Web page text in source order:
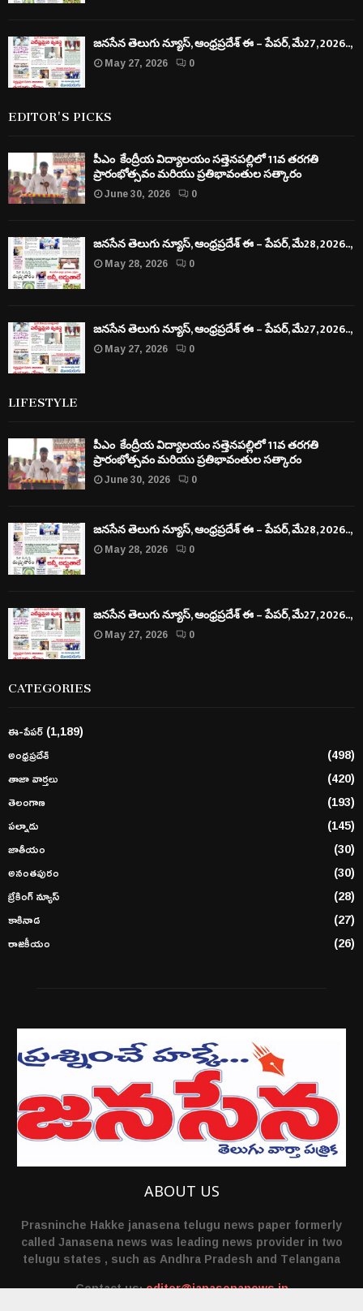
జనసేన తెలుగు న్యూస్, ఆంధ్రప్రదేశ్ ఈ – పేపర్, మే27, 2026..,
May 27, 2026
0
EDITOR'S PICKS
పీఎం కేంద్రీయ విద్యాలయం సత్తెనపల్లిలో 11వ తరగతి
ప్రారంభోత్సవం మరియు ప్రతిభావంతుల సత్కారం
June 30, 2026
0
జనసేన తెలుగు న్యూస్, ఆంధ్రప్రదేశ్ ఈ – పేపర్, మే28, 2026..,
May 28, 2026
0
జనసేన తెలుగు న్యూస్, ఆంధ్రప్రదేశ్ ఈ – పేపర్, మే27, 2026..,
May 27, 2026
0
LIFESTYLE
పీఎం కేంద్రీయ విద్యాలయం సత్తెనపల్లిలో 11వ తరగతి
ప్రారంభోత్సవం మరియు ప్రతిభావంతుల సత్కారం
June 30, 2026
0
జనసేన తెలుగు న్యూస్, ఆంధ్రప్రదేశ్ ఈ – పేపర్, మే28, 2026..,
May 28, 2026
0
జనసేన తెలుగు న్యూస్, ఆంధ్రప్రదేశ్ ఈ – పేపర్, మే27, 2026..,
May 27, 2026
0
CATEGORIES
ఈ-పేపర్(1,189)
అంధ్రప్రదేశ్
(498)
తాజా వార్తలు
(420)
తెలంగాణ
(193)
పల్నాడు
(145)
జాతీయం
(30)
అనంతపురం
(30)
బ్రేకింగ్ న్యూస్
(28)
కాకినాడ
(27)
రాజకీయం
(26)
ABOUT US
Prasninche Hakke janasena telugu news paper formerly
called Janasena news was leading news provider in two
telugu states , such as Andhra Pradesh and Telangana
Contact us:editor@janasenanews.in